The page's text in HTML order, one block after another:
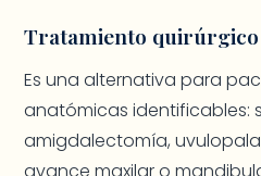
Tratamiento quirúrgico
Es una alternativa para
anatómicas identificables:
amigdalectomía,